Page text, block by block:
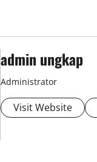
admin ungkap
Administrator
Visit Website